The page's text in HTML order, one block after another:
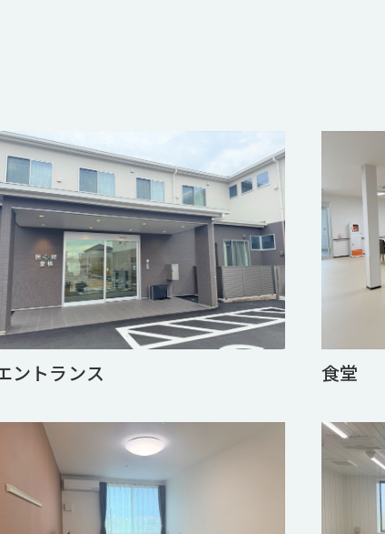
ントランス 食堂